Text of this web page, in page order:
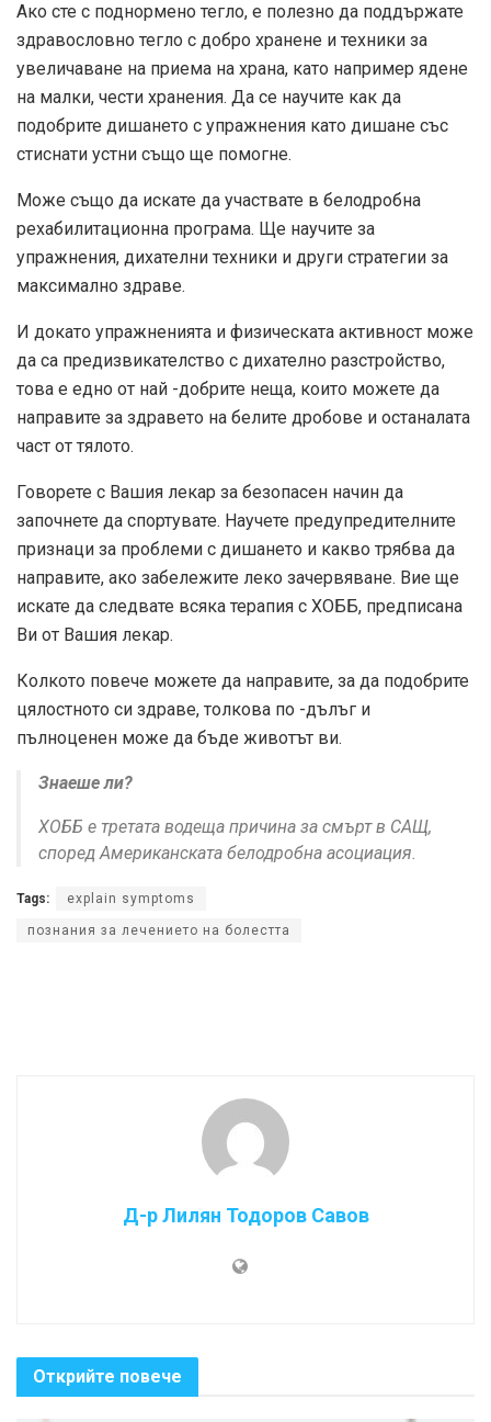
Ако сте с поднормено тегло, е полезно да поддържате
здравословно тегло с добро хранене и техники за
увеличаване на приема на храна, като например ядене
на малки, чести хранения. Да се ​​научите как да
подобрите дишането с упражнения като дишане със
стиснати устни също ще помогне.
Може също да искате да участвате в белодробна
рехабилитационна програма. Ще научите за
упражнения, дихателни техники и други стратегии за
максимално здраве.
И докато упражненията и физическата активност може
да са предизвикателство с дихателно разстройство,
това е едно от най -добрите неща, които можете да
направите за здравето на белите дробове и останалата
част от тялото.
Говорете с Вашия лекар за безопасен начин да
започнете да спортувате. Научете предупредителните
признаци за проблеми с дишането и какво трябва да
направите, ако забележите леко зачервяване. Вие ще
искате да следвате всяка терапия с ХОББ, предписана
Ви от Вашия лекар.
Колкото повече можете да направите, за да подобрите
цялостното си здраве, толкова по -дълъг и
пълноценен може да бъде животът ви.
Знаеше ли?
ХОББ е третата водеща причина за смърт в САЩ,
според Американската белодробна асоциация.
Tags: explain symptoms
познания за лечението на болестта
Д-р Лилян Тодоров Савов
Открийте повече